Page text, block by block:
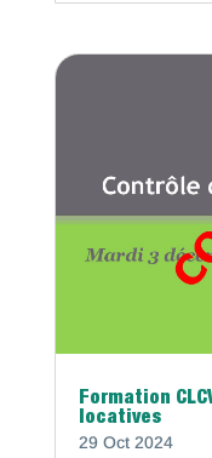
Formation
locatives
29 Oct 2024